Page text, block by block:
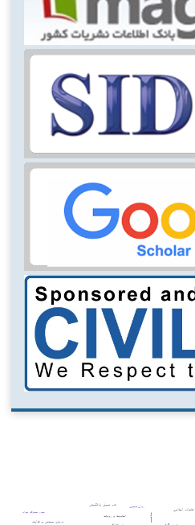
مثبت نگری
احادیث و روایات معنویت
خانواده اسلامی
رشد اخلاقی
روان‌سنجی
درمان مبتنی بر فرایند
عدم تحمل بلاتکلیفی
سوء مصرف مواد